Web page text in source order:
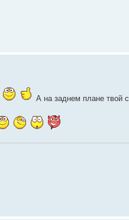
А на заднем плане твой